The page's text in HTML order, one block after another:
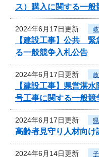
ス）購入に関する一般
2024年6月17日更新
【建設工事】公共
る一般競争入札公告
2024年6月17日更新
【建設工事】県営湛
号工事に関する一般競
2024年6月17日更新
高齢者見守り人材向け
2024年6月14日更新